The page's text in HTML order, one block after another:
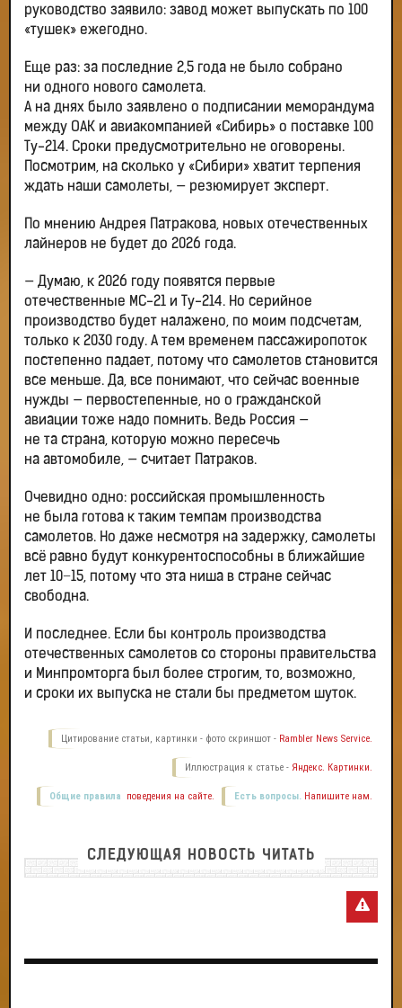
руководство заявило: завод может выпускать по 100
«тушек» ежегодно.
Еще раз: за последние 2,5 года не было собрано
ни одного нового самолета.
А на днях было заявлено о подписании меморандума
между ОАК и авиакомпанией «Сибирь» о поставке 100
Ту-214. Сроки предусмотрительно не оговорены.
Посмотрим, на сколько у «Сибири» хватит терпения
ждать наши самолеты, — резюмирует эксперт.
По мнению Андрея Патракова, новых отечественных
лайнеров не будет до 2026 года.
— Думаю, к 2026 году появятся первые
отечественные МС-21 и Ту-214. Но серийное
производство будет налажено, по моим подсчетам,
только к 2030 году. А тем временем пассажиропоток
постепенно падает, потому что самолетов становится
все меньше. Да, все понимают, что сейчас военные
нужды — первостепенные, но о гражданской
авиации тоже надо помнить. Ведь Россия —
не та страна, которую можно пересечь
на автомобиле, — считает Патраков.
Очевидно одно: российская промышленность
не была готова к таким темпам производства
самолетов. Но даже несмотря на задержку, самолеты
всё равно будут конкурентоспособны в ближайшие
лет 10−15, потому что эта ниша в стране сейчас
свободна.
И последнее. Если бы контроль производства
отечественных самолетов со стороны правительства
и Минпромторга был более строгим, то, возможно,
и сроки их выпуска не стали бы предметом шуток.
Цитирование статьи, картинки - фото скриншот - Rambler News Service.
Иллюстрация к статье - Яндекс. Картинки.
Есть вопросы. Напишите нам.
Общие правила поведения на сайте.
СЛЕДУЮЩАЯ НОВОСТЬ ЧИТАТЬ